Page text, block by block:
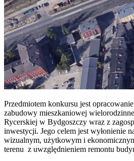
Przedmiotem konkursu jest
zabudowy mieszkaniowej
Rycerskiej w Bydgoszczy wraz z
inwestycji. Jego celem jest wyłonienie
wizualnym, użytkowym i
terenu z uwzględnieniem remontu